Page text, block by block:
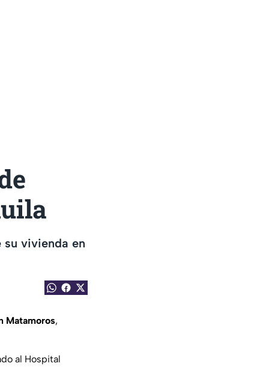
su vivienda en
Matamoros,
al Hospital